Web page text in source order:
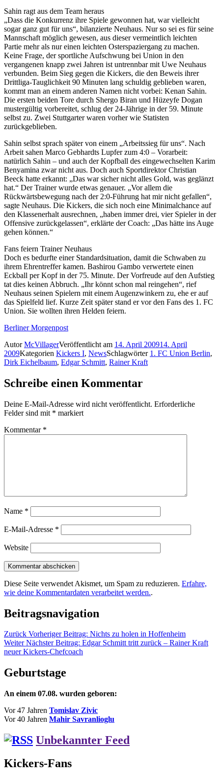
Sahin ragt aus dem Team heraus
„Dass die Konkurrenz ihre Spiele gewonnen hat, war vielleicht
sogar ganz gut für uns“, bilanzierte Neuhaus. Nur so sei es für seine
Mannschaft möglich gewesen, aus dieser vermeintlich leichten
Partie mehr als nur einen leichten Osterspaziergang zu machen.
Keine Frage, der sportliche Aufschwung bei Union in den
vergangenen knapp zwei Jahren ist untrennbar mit Uwe Neuhaus
verbunden. Beim Sieg gegen die Kickers, die den Beweis ihrer
Drittliga-Tauglichkeit 90 Minuten lang schuldig geblieben waren,
kommt man an einem anderen Namen nicht vorbei: Kenan Sahin.
Die ersten beiden Tore durch Shergo Biran und Hüzeyfe Dogan
mustergültig vorbereitet, schlug der 24-Jährige in der 59. Minute
selbst zu. Zwei Stuttgarter waren vorher wie Statisten
zurückgeblieben.
Sahin selbst sprach später von einem „Arbeitssieg für uns“. Nach
Arbeit sahen Marco Gebhardts Lupfer zum 4:0 – Vorarbeit:
natürlich Sahin – und auch der Kopfball des eingewechselten Karim
Benyamina zwar nicht aus. Doch auch Sportdirektor Christian
Beeck hatte erkannt: „Das war sicher nicht alles Gold, was geglänzt
hat.“ Der Trainer wurde etwas genauer. „Vor allem die
Rückwärtsbewegung nach der 2:0-Führung hat mir nicht gefallen“,
sagte Neuhaus. Die Kickers, die sich noch eine Minimalchance auf
den Klassenerhalt ausrechnen, „haben immer drei, vier Spieler in der
Offensive zurückgelassen“, erklärte der Coach: „Das hätte ins Auge
gehen können.“
Fans feiern Trainer Neuhaus
Doch es bedurfte einer Standardsituation, damit die Schwaben zu
ihrem Ehrentreffer kamen. Bashirou Gambo verwertete einen
Eckball per Kopf in der 75. Minute. Der Vorfreude auf den Aufstieg
tat dies keinen Abbruch. „Ihr könnt schon mal reingehen“, rief
Neuhaus seinen Spielern mit einem Augenzwinkern zu, ehe er auf
das Spielfeld lief. Kurze Zeit später stand er vor den Fans des 1. FC
Union. Sie wollten ihren Helden feiern.
Berliner Morgenpost
AutorMcVillagerVeröffentlicht am 14. April 200914. April
2009Kategorien Kickers I, NewsSchlagwörter 1. FC Union Berlin,
Dirk Eichelbaum, Edgar Schmitt, Rainer Kraft
Schreibe einen Kommentar
Deine E-Mail-Adresse wird nicht veröffentlicht. Erforderliche
Felder sind mit * markiert
Kommentar *
Name *
E-Mail-Adresse *
Website
Diese Seite verwendet Akismet, um Spam zu reduzieren. Erfahre,
wie deine Kommentardaten verarbeitet werden..
Beitragsnavigation
Zurück Vorheriger Beitrag: Nichts zu holen in Hoffenheim
Weiter Nächster Beitrag: Edgar Schmitt tritt zurück – Rainer Kraft
neuer Kickers-Chefcoach
Geburtstage
An einem 07.08. wurden geboren:
Vor 47 Jahren Tomislav Zivic
Vor 40 Jahren Mahir Savranlioglu
Unbekannter Feed
Kickers-Fans